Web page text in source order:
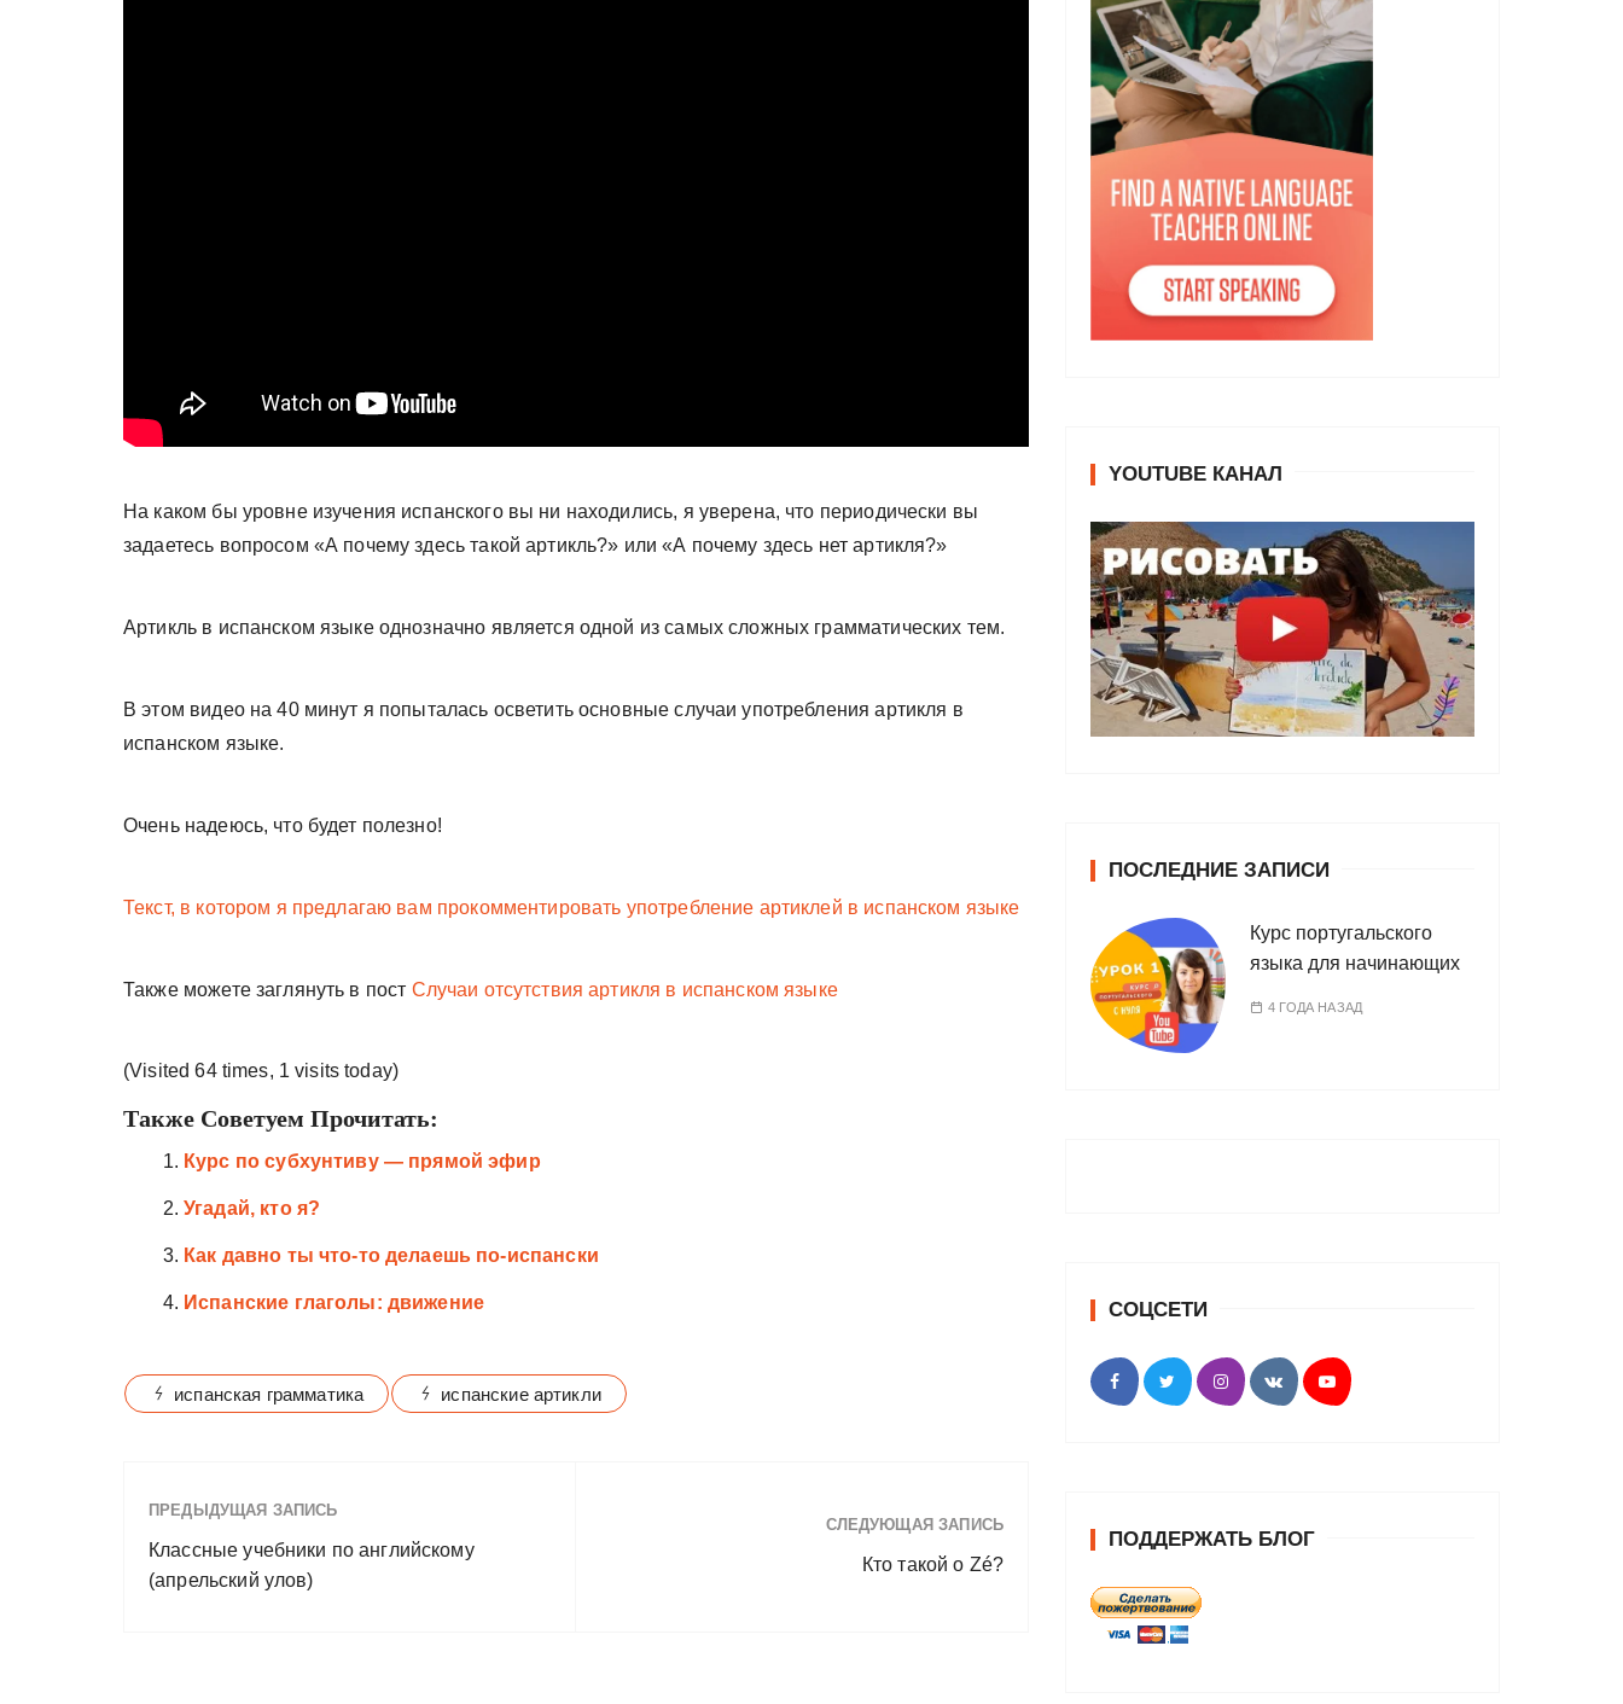
На каком бы уровне изучения испанского вы ни находились, я уверена, что периодически вы
задаетесь вопросом «А почему здесь такой артикль?» или «А почему здесь нет артикля?»
Артикль в испанском языке однозначно является одной из самых сложных грамматических тем.
В этом видео на 40 минут я попыталась осветить основные случаи употребления артикля в
испанском языке.
Очень надеюсь, что будет полезно!
Текст, в котором я предлагаю вам прокомментировать употребление артиклей в испанском языке
Также можете заглянуть в пост Случаи отсутствия артикля в испанском языке
(Visited 64 times, 1 visits today)
Также Советуем Прочитать:
Курс по субхунтиву — прямой эфир
Угадай, кто я?
Как давно ты что-то делаешь по-испански
Испанские глаголы: движение
испанская грамматика испанские артикли
ПРЕДЫДУЩАЯ ЗАПИСЬ
Классные учебники по английскому
(апрельский улов)
СЛЕДУЮЩАЯ ЗАПИСЬ
Кто такой o Zé?
YOUTUBE КАНАЛ
ПОСЛЕДНИЕ ЗАПИСИ
Курс португальского
языка для начинающих
4 ГОДА НАЗАД
СОЦСЕТИ
ПОДДЕРЖАТЬ БЛОГ